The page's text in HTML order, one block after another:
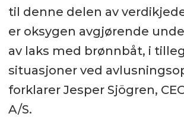
til denne delen av
er oksygen avgjørende
av laks med brønnbåt, i
situasjoner ved
forklarer Jesper Sjögren,
A/S.